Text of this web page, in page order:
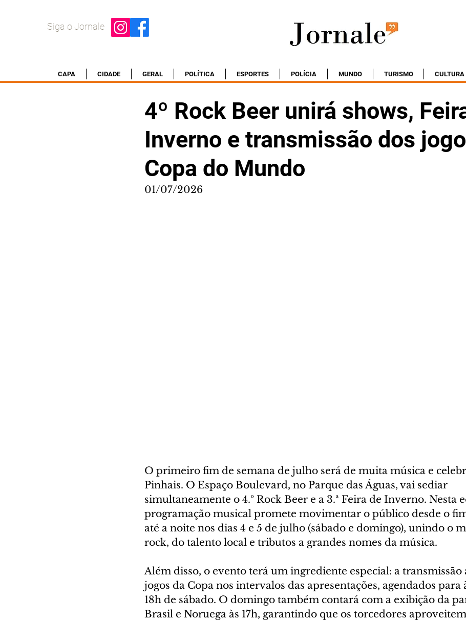
Siga o Jornale
CAPA CIDADE GERAL POLÍTICA ESPORTES POLÍCIA MUNDO TURISMO CULTURA
4º Rock Beer unirá shows,
Inverno e transmissão dos
Copa do Mundo
01/07/2026
O primeiro fim de semana de julho será de muita música e
Pinhais. O Espaço Boulevard, no Parque das Águas, vai sediar
simultaneamente o 4.º Rock Beer e a 3.ª Feira de Inverno. Nesta
programação musical promete movimentar o público desde o
até a noite nos dias 4 e 5 de julho (sábado e domingo), unindo o
rock, do talento local e tributos a grandes nomes da música.
Além disso, o evento terá um ingrediente especial: a transmissão
jogos da Copa nos intervalos das apresentações, agendados para
18h de sábado. O domingo também contará com a exibição da
Brasil e Noruega às 17h, garantindo que os torcedores